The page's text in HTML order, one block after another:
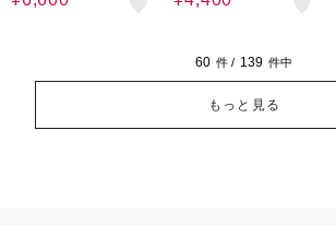
ｍ
60 件 / 139 件中
もっと見る